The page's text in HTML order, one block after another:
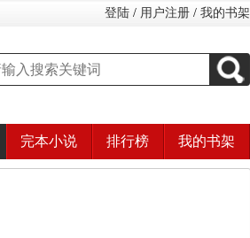
登陆 / 用户注册 / 我的书架
完本小说 排行榜 我的书架